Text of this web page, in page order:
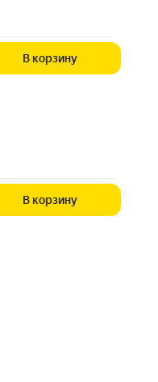
В корзину
В корзину